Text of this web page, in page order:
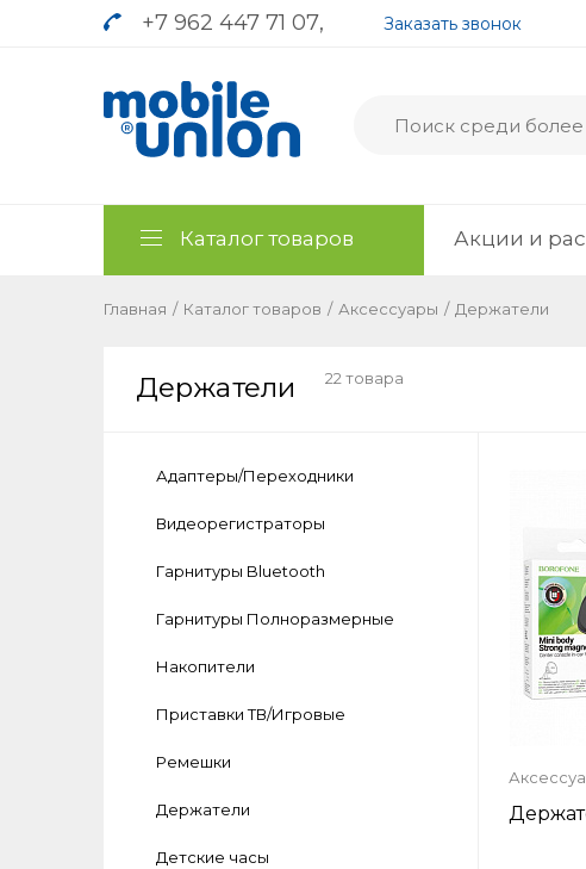
+7 962 447 71 07, Заказать звонок
Каталог товаров Акции и
Главная / Каталог товаров / Аксессуары / Держатели
Держатели 22 товара
Адаптеры/Переходники
Видеорегистраторы
Гарнитуры Bluetooth
Гарнитуры Полноразмерные
Накопители
Приставки ТВ/Игровые
Ремешки
Держатели
Детские часы